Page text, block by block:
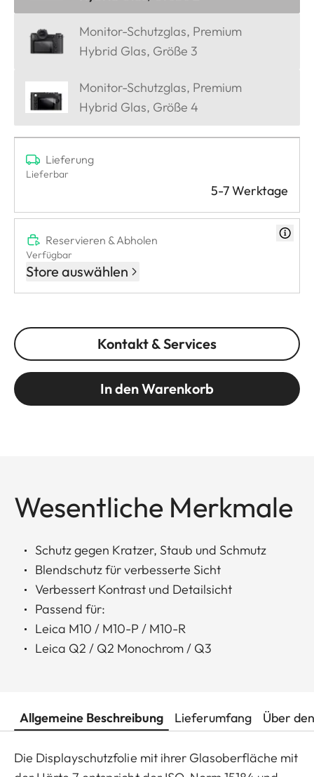
Monitor-Schutzglas, Premium
Hybrid Glas, Größe 3
Monitor-Schutzglas, Premium
Hybrid Glas, Größe 4
Lieferung
Lieferbar
5-7 Werktage
Reservieren & Abholen
Verfügbar
Store auswählen
Kontakt & Services
In den Warenkorb
Wesentliche Merkmale
Schutz gegen Kratzer, Staub und Schmutz
Blendschutz für verbesserte Sicht
Verbessert Kontrast und Detailsicht
Passend für:
Leica M10 / M10-P / M10-R
Leica Q2 / Q2 Monochrom / Q3
Allgemeine Beschreibung Lieferumfang Über
Die Displayschutzfolie mit ihrer Glasoberfläche mit